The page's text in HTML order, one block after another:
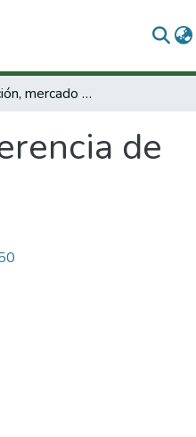
Comercialziación, mercado y tranferencia de resultados.
de